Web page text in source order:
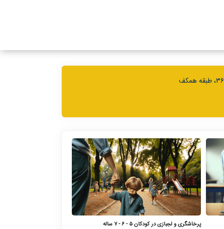
پرخاشگری و لجبازی در کودکان ۵ - ۶ - ۷ ساله